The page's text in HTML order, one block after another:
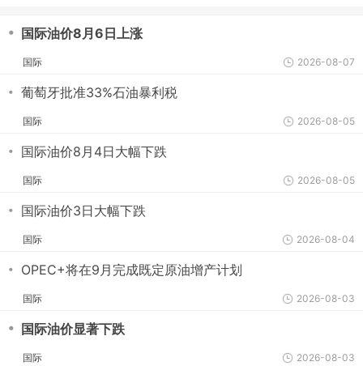
・ 国际油价8月6日上涨
国际 2026-08-07
・ 葡萄牙批准33%石油暴利税
国际 2026-08-05
・ 国际油价8月4日大幅下跌
国际 2026-08-05
・ 国际油价3日大幅下跌
国际 2026-08-04
・ OPEC+将在9月完成既定原油增产计划
国际 2026-08-03
・ 国际油价显著下跌
国际 2026-08-03